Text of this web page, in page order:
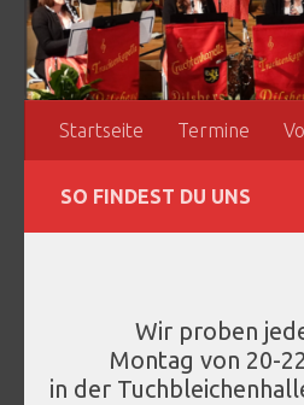
Startseite Termine
SO FINDEST DU UNS
Wir proben
Montag von 20-
in der